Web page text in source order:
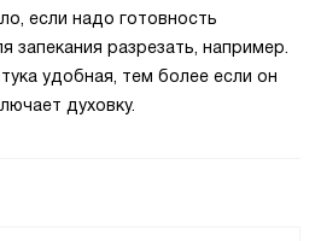
если надо готовность
запекания разрезать, например.
удобная, тем более если он
духовку.